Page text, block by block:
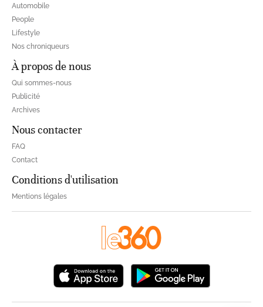
Automobile
People
Lifestyle
Nos chroniqueurs
À propos de nous
Qui sommes-nous
Publicité
Archives
Nous contacter
FAQ
Contact
Conditions d'utilisation
Mentions légales